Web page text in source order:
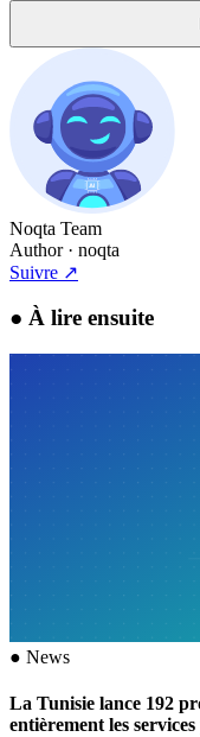
Noqta Team
Author· noqta
Suivre ↗
● À lire ensuite
● News
La Tunisie lance 192
entièrement les